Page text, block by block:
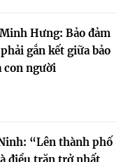
Hưng: Bảo đảm
gắn kết giữa bảo
con người
“Lên thành phố